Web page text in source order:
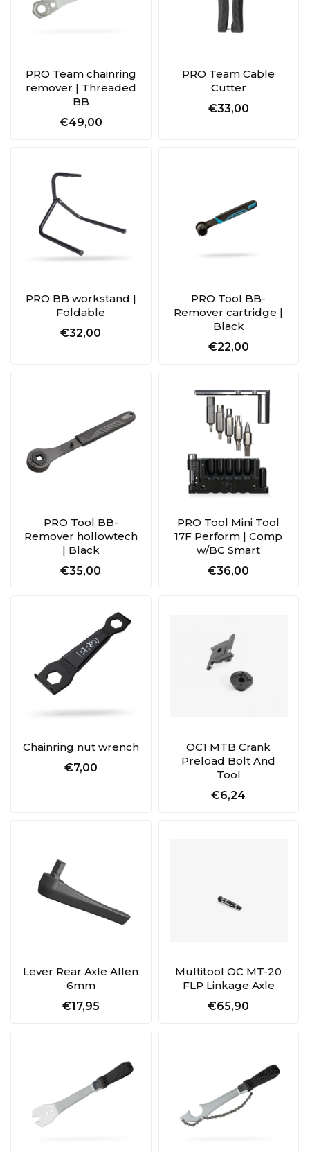
PRO Team chainring
remover | Threaded
BB
€49,00
PRO Team Cable
Cutter
€33,00
PRO BB workstand |
Foldable
€32,00
PRO Tool BB-
Remover cartridge |
Black
€22,00
PRO Tool BB-
Remover hollowtech
| Black
€35,00
PRO Tool Mini Tool
17F Perform | Comp
w/BC Smart
€36,00
Chainring nut wrench
€7,00
OC1 MTB Crank
Preload Bolt And
Tool
€6,24
Lever Rear Axle Allen
6mm
€17,95
Multitool OC MT-20
FLP Linkage Axle
€65,90